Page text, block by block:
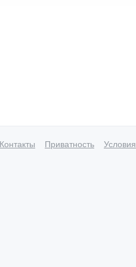
Контакты Приватность Условия